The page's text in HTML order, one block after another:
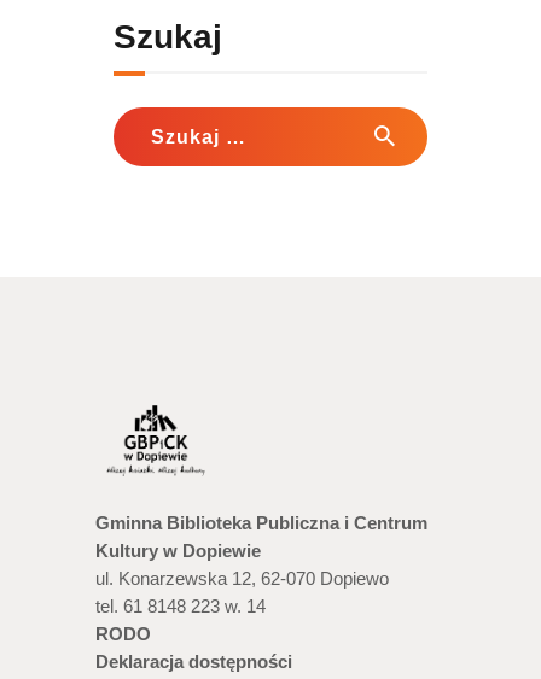
Szukaj
Szukaj:
Gminna Biblioteka Publiczna i Centrum
Kultury w Dopiewie
ul. Konarzewska 12, 62-070 Dopiewo
tel. 61 8148 223 w. 14
RODO
Deklaracja dostępności